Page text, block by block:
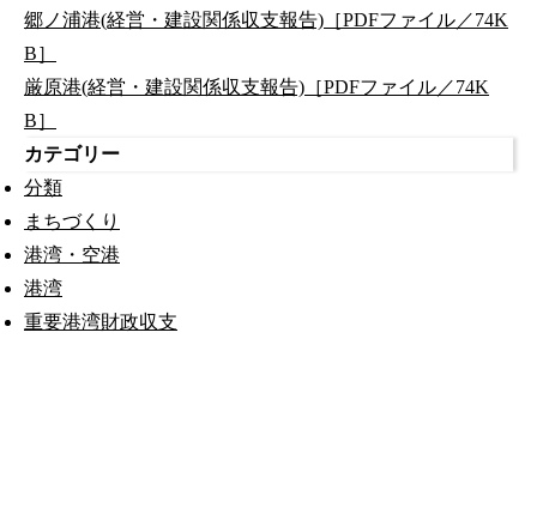
郷ノ浦港(経営・建設関係収支報告)［PDFファイル／74K
B］
厳原港(経営・建設関係収支報告)［PDFファイル／74K
B］
カテゴリー
分類
まちづくり
港湾・空港
港湾
重要港湾財政収支